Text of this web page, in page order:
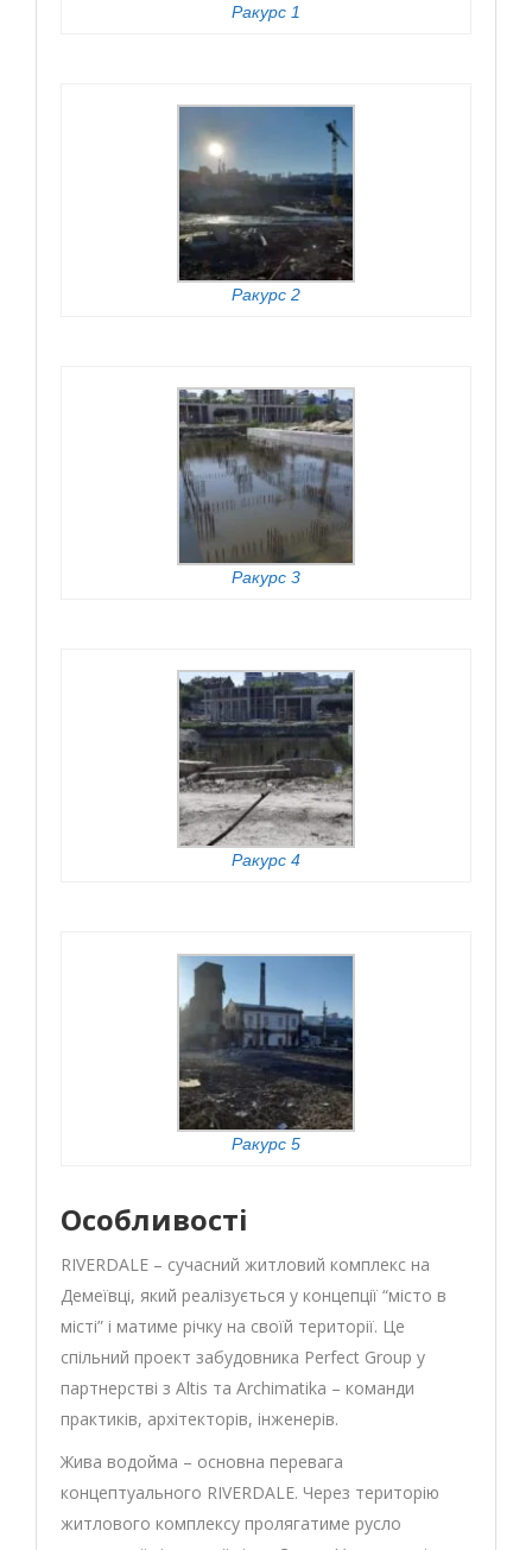
Ракурс 1
Ракурс 2
Ракурс 3
Ракурс 4
Ракурс 5
Особливості
RIVERDALE – сучасний житловий комплекс на
Демеївці, який реалізується у концепції “місто в
місті” і матиме річку на своїй території. Це
спільний проект забудовника Perfect Group у
партнерстві з Altis та Archimatika – команди
практиків, архітекторів, інженерів.
Жива водойма – основна перевага
концептуального RIVERDALE. Через територію
житлового комплексу пролягатиме русло